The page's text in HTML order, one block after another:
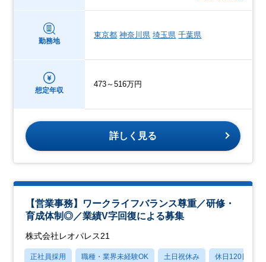
勤務地
東京都 神奈川県 埼玉県 千葉県
想定年収
473～516万円
詳しく見る
【営業事務】ワークライフバランス尊重／研修・
育成体制◎／業績V字回復による募集
株式会社レオパレス21
正社員採用 職種・業界未経験OK 土日祝休み 休日120日以上